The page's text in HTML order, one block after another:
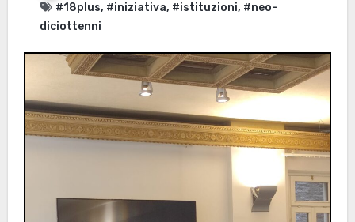
#18plus, #iniziativa, #istituzioni, #neo-
diciottenni